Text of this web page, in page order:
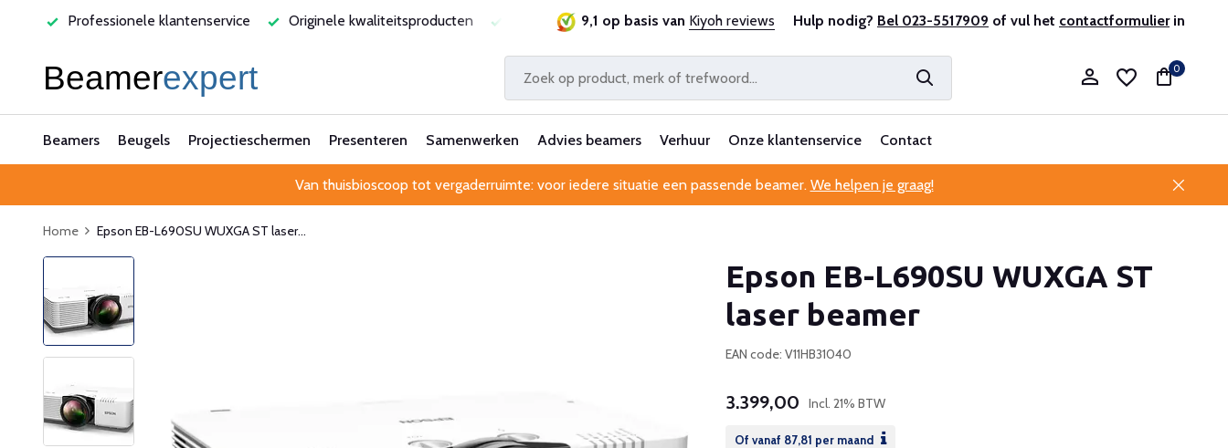
Professionele klantenservice Originele kwaliteitsproducten Laagste prijsgarantie Al 25 jaar betrouwbaar en ervaren Professionele klantenservice
9,1 op basis van Kiyoh reviews Hulp nodig? Bel 023-5517909 of vul het contactformulierin
Account aanmaken
0
Beamers Beugels Projectieschermen Presenteren Samenwerken Advies beamers Verhuur Onze klantenservice Contact
Van thuisbioscoop tot vergaderruimte: voor iedere situatie een passende beamer. We helpen je graag!
Home Epson EB-L690SU WUXGA ST laser...
Epson EB-L690SU WUXGA ST
laser beamer
EAN code: V11HB31040
3.399,00 Incl. 21% BTW
Of vanaf 87,81 per maand